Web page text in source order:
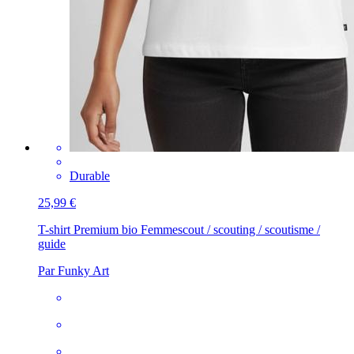
Durable
25,99 €
T-shirt Premium bio Femmescout / scouting / scoutisme /
guide
Par Funky Art